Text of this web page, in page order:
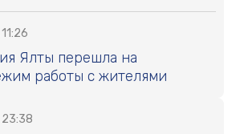
Ялты перешла на
работы с жителями